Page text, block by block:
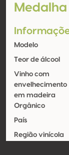
Modelo
Teor de álcool
Vinho com
envelhecimento
em madeira
Orgânico
País
Região vinícola